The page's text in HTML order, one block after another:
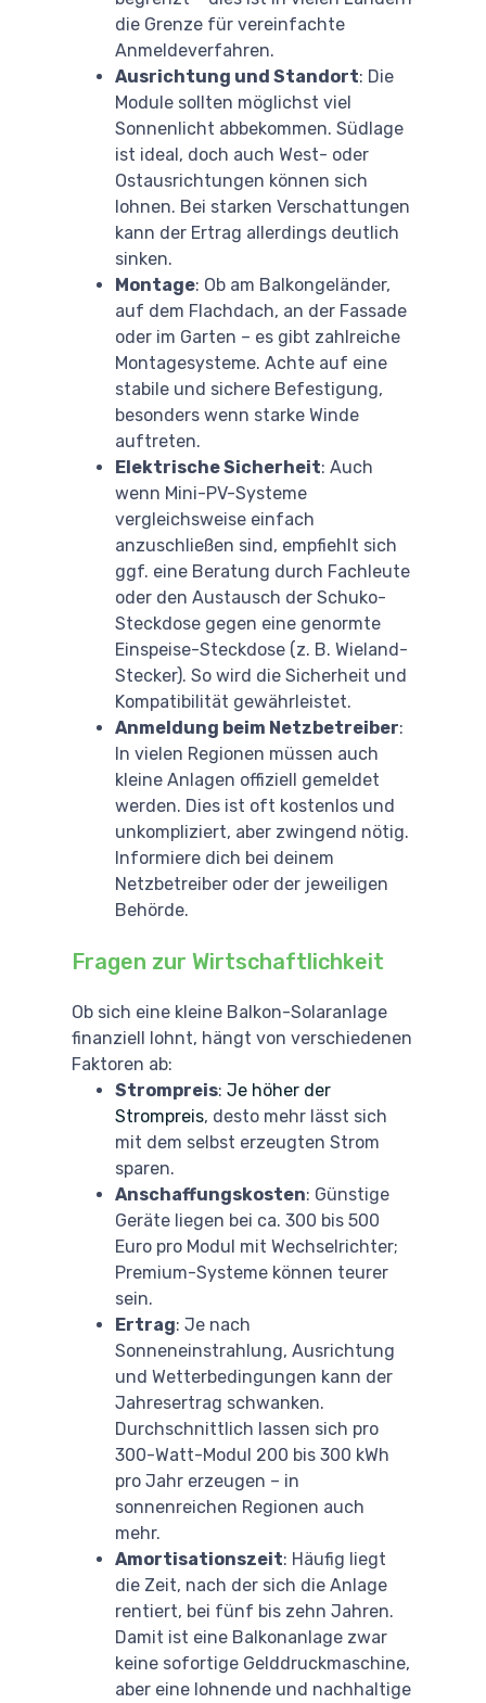
die Grenze für vereinfachte
Anmeldeverfahren.
Ausrichtung und Standort: Die
Module sollten möglichst viel
Sonnenlicht abbekommen. Südlage
ist ideal, doch auch West- oder
Ostausrichtungen können sich
lohnen. Bei starken Verschattungen
kann der Ertrag allerdings deutlich
sinken.
Montage: Ob am Balkongeländer,
auf dem Flachdach, an der Fassade
oder im Garten – es gibt zahlreiche
Montagesysteme. Achte auf eine
stabile und sichere Befestigung,
besonders wenn starke Winde
auftreten.
Elektrische Sicherheit: Auch
wenn Mini-PV-Systeme
vergleichsweise einfach
anzuschließen sind, empfiehlt sich
ggf. eine Beratung durch Fachleute
oder den Austausch der Schuko-
Steckdose gegen eine genormte
Einspeise-Steckdose (z. B. Wieland-
Stecker). So wird die Sicherheit und
Kompatibilität gewährleistet.
Anmeldung beim Netzbetreiber:
In vielen Regionen müssen auch
kleine Anlagen offiziell gemeldet
werden. Dies ist oft kostenlos und
unkompliziert, aber zwingend nötig.
Informiere dich bei deinem
Netzbetreiber oder der jeweiligen
Behörde.
Fragen zur Wirtschaftlichkeit
Ob sich eine kleine Balkon-Solaranlage
finanziell lohnt, hängt von verschiedenen
Faktoren ab:
Strompreis:Je höher der
Strompreis, desto mehr lässt sich
mit dem selbst erzeugten Strom
sparen.
Anschaffungskosten: Günstige
Geräte liegen bei ca. 300 bis 500
Euro pro Modul mit Wechselrichter;
Premium-Systeme können teurer
sein.
Ertrag: Je nach
Sonneneinstrahlung, Ausrichtung
und Wetterbedingungen kann der
Jahresertrag schwanken.
Durchschnittlich lassen sich pro
300-Watt-Modul 200 bis 300 kWh
pro Jahr erzeugen – in
sonnenreichen Regionen auch
mehr.
Amortisationszeit: Häufig liegt
die Zeit, nach der sich die Anlage
rentiert, bei fünf bis zehn Jahren.
Damit ist eine Balkonanlage zwar
keine sofortige Gelddruckmaschine,
aber eine lohnende und nachhaltige